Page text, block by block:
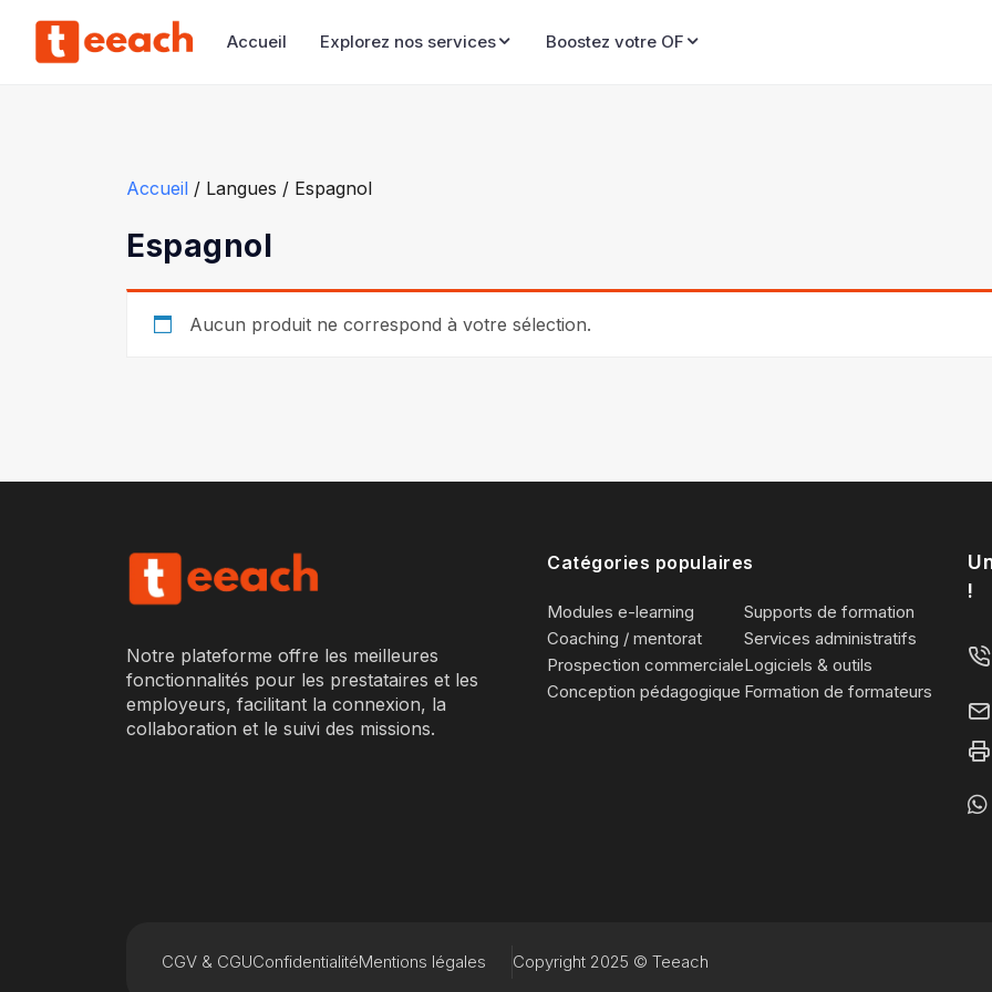
Accueil Explorez nos services Boostez votre OF
Accueil / Langues / Espagnol
Espagnol
Aucun produit ne correspond à votre sélection.
Notre plateforme offre les meilleures
fonctionnalités pour les prestataires et les
employeurs, facilitant la connexion, la
collaboration et le suivi des missions.
Catégories populaires
Modules e-learning
Supports de formation
Coaching / mentorat
Services administratifs
Prospection commercialeLogiciels & outils
Conception pédagogique Formation de formateurs
!
CGV & CGUConfidentialitéMentions légales Copyright 2025 © Teeach